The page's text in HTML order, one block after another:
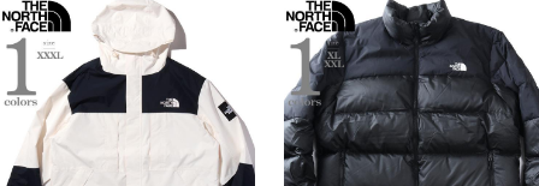
裾上げ料金は500円+税となります。
備考欄に股下●cmとご記入下さい。（裾上げ無料対象商品は1本につき税込6,000円以
上の品が対象。1本5,999円以下の商品は有料（500円+税）となります。）
出荷まで約1週間～20日間程お時間を頂く場合がございます。
尚、裾上げした商品は返品・交換不可となりますので、予めご了承下さい。
一部、お直しに対応出来ない商品がございます。(例：裾にファスナーや調節ひもが付
いている、極端なデザインが施されている等)
※商品によって若干のサイズの誤差がございます。また、お客様がご使用の環境（コ
ンピュータ画面）によって、商品の色味が若干異なる場合がございます。予めご了承